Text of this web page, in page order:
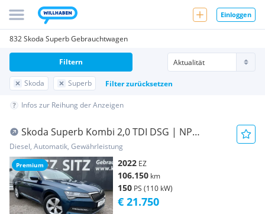
Einloggen
832 Skoda Superb Gebrauchtwagen
Skoda Superb Filter zurücksetzen
Filtern
Infos zur Reihung der Anzeigen
Premium
Skoda Superb Kombi 2,0 TDI DSG | NP
€50.000
Diesel, Automatik, Gewährleistung
2022 EZ
106.150 km
150 PS (110 kW)
€ 21.750